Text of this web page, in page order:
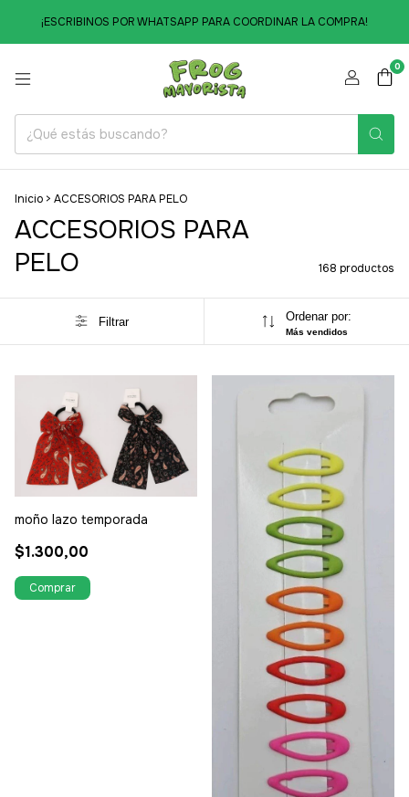
¡ESCRIBINOS POR WHATSAPP PARA COORDINAR LA COMPRA!
0
Inicio > ACCESORIOS PARA PELO
ACCESORIOS PARA
PELO
168 productos
Filtrar Ordenar por:
Más vendidos
moño lazo temporada
$1.300,00